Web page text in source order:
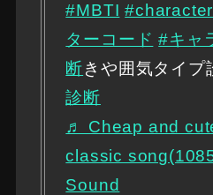
#MBTI
ターコード #キャ
断きや囲気タイ
診断
♬ Cheap and
classic
Sound